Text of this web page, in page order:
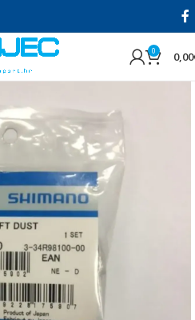
0 0,00